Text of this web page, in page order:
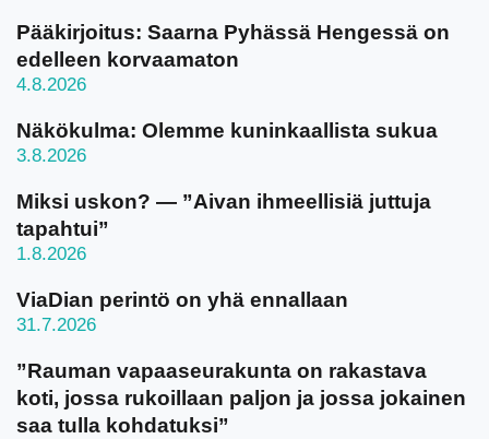
Pääkirjoitus: Saarna Pyhässä Hengessä on
edelleen korvaamaton
4.8.2026
Näkökulma: Olemme kuninkaallista sukua
3.8.2026
Miksi uskon? — ”Aivan ihmeellisiä juttuja
tapahtui”
1.8.2026
ViaDian perintö on yhä ennallaan
31.7.2026
”Rauman vapaaseurakunta on rakastava
koti, jossa rukoillaan paljon ja jossa jokainen
saa tulla kohdatuksi”